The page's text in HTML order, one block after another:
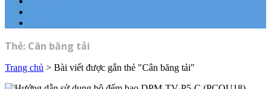
Thẻ: Cân băng tải
Trang chủ > Bài viết được gắn thẻ "Cân băng tải"